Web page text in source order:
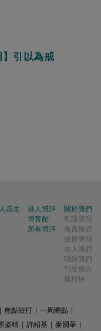
】引以為戒
花生
港人博評
博客館
所有博評
關於我們
私隱聲明
免責條款
版權聲明
加入我們
聯絡我們
刊登廣告
爆料快
焦點短打 一周圈點
姿晴 許紹基 麥國華